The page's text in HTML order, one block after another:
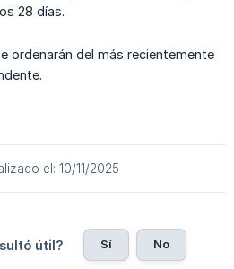
28 días.
ordenarán del más recientemente
el: 10/11/2025
útil? Sí No